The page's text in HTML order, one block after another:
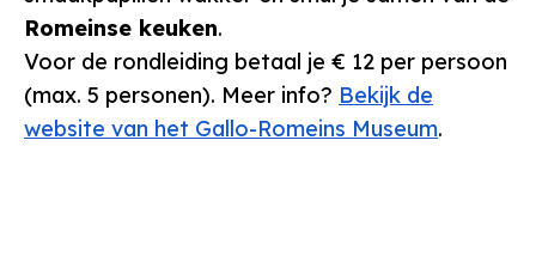
Romeinse keuken.
Voor de rondleiding betaal je € 12 per persoon
(max. 5 personen). Meer info? Bekijk de
website van het Gallo-Romeins Museum.